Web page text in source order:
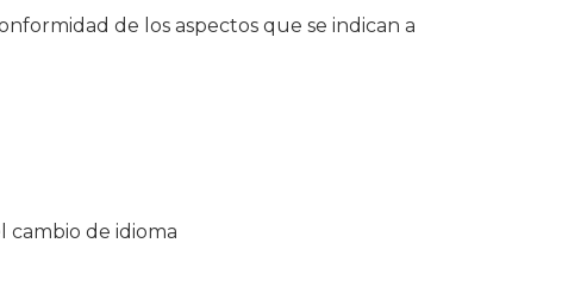
de los aspectos que se indican a
cambio de idioma